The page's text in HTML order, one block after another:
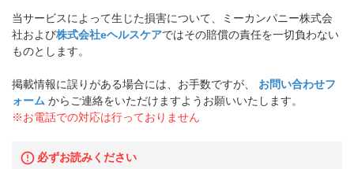
当サービスによって生じた損害について、ミーカンパニー株式会
社および株式会社eヘルスケアではその賠償の責任を一切負わない
ものとします。
掲載情報に誤りがある場合には、お手数ですが、
お問い合わせフ
ォーム からご連絡をいただけますようお願いいたします。
※お電話での対応は行っておりません
必ずお読みください